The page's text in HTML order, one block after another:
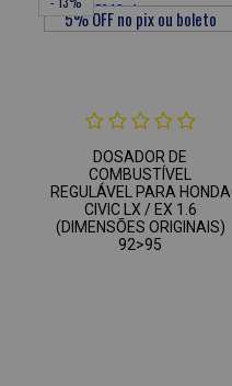
DOSADOR DE
COMBUSTÍVEL
REGULÁVEL PARA HONDA
CIVIC LX / EX 1.6
(DIMENSÕES ORIGINAIS)
92>95